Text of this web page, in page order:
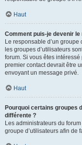
Haut
Comment puis-je devenir le
Le responsable d’un
les groupes d’utilisateurs
forum. Si vous êtes intéressé
premier contact devrait être
envoyant un message privé.
Haut
Pourquoi certains groupes
différente ?
Les administrateurs du
groupe d’utilisateurs afin de